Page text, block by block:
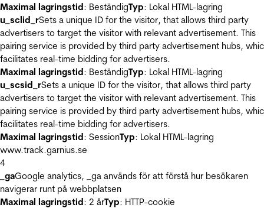
Maximal lagringstid: BeständigTyp: Lokal HTML-lagring
u_sclid_rSets a unique ID for the visitor, that allows third party
advertisers to target the visitor with relevant advertisement. This
pairing service is provided by third party advertisement hubs,
facilitates real-time bidding for advertisers.
Maximal lagringstid: BeständigTyp: Lokal HTML-lagring
u_scsid_rSets a unique ID for the visitor, that allows third party
advertisers to target the visitor with relevant advertisement. This
pairing service is provided by third party advertisement hubs,
facilitates real-time bidding for advertisers.
Maximal lagringstid: SessionTyp: Lokal HTML-lagring
www.track.garnius.se
4
_gaGoogle analytics, _ga används för att förstå hur besökaren
navigerar runt på webbplatsen
Maximal lagringstid: 2 årTyp: HTTP-cookie